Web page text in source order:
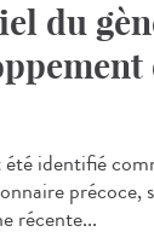
du
identifié
précoce,
récente...